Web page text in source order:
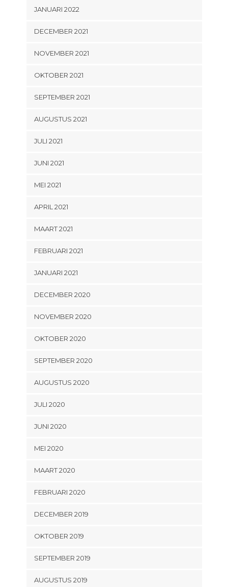
JANUARI 2022
DECEMBER 2021
NOVEMBER 2021
OKTOBER 2021
SEPTEMBER 2021
AUGUSTUS 2021
JULI 2021
JUNI 2021
MEI 2021
APRIL 2021
MAART 2021
FEBRUARI 2021
JANUARI 2021
DECEMBER 2020
NOVEMBER 2020
OKTOBER 2020
SEPTEMBER 2020
AUGUSTUS 2020
JULI 2020
JUNI 2020
MEI 2020
MAART 2020
FEBRUARI 2020
DECEMBER 2019
OKTOBER 2019
SEPTEMBER 2019
AUGUSTUS 2019